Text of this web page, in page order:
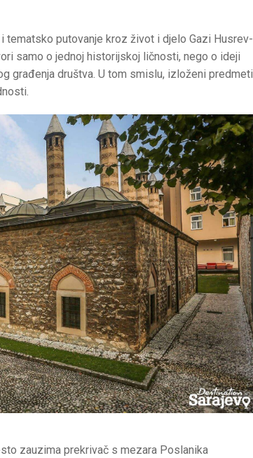
tematsko putovanje kroz život i djelo Gazi Husrev-
samo o jednoj historijskoj ličnosti, nego o ideji
građenja društva. U tom smislu, izloženi predmeti
zauzima prekrivač s mezara Poslanika